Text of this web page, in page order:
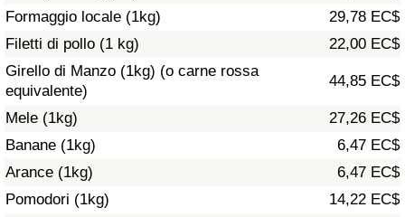
Formaggio locale (1kg)
29,78 EC$
Filetti di pollo (1 kg)
22,00 EC$
Girello di Manzo (1kg) (o carne rossa
equivalente)
44,85 EC$
Mele (1kg)
27,26 EC$
Banane (1kg)
6,47 EC$
Arance (1kg)
6,47 EC$
Pomodori (1kg)
14,22 EC$
Indice dell’Assistenza Sanitaria per
Nazione
Inquinamento
Indice dell’Inquinamento (Corrente)
Indice di inquinamento